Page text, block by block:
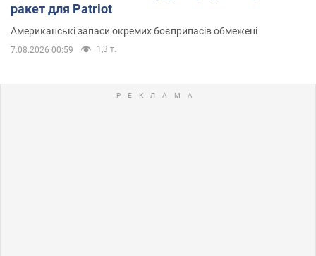
ракет для Patriot
Американські запаси окремих боєприпасів обмежені
7.08.2026 00:59 1,3 т.